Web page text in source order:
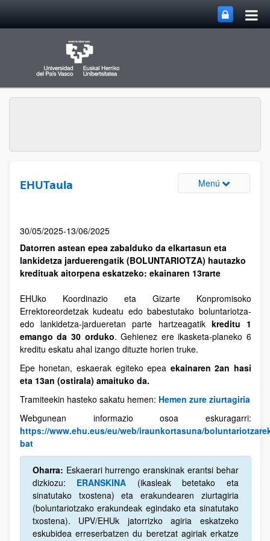
EHUTaula Menú
30/05/2025-13/06/2025
Datorren astean epea zabalduko da elkartasun eta
lankidetza jarduerengatik (BOLUNTARIOTZA) hautazko
kredituak aitorpena eskatzeko: ekainaren 13rarte
EHUko Koordinazio eta Gizarte Konpromisoko
Errektoreordetzak kudeatu edo babestutako boluntariotza-
edo lankidetza-jardueretan parte hartzeagatikkreditu 1
emango da 30 orduko. Gehienez ere ikasketa-planeko 6
kreditu eskatu ahal izango dituzte horien truke.
Epe honetan, eskaerak egiteko epea ekainaren 2an hasi
eta 13an (ostirala) amaituko da.
Tramiteekin hasteko sakatu hemen: Hemen zure ziurtagiria
Webgunean informazio osoa eskuragarri:
https://www.ehu.eus/eu/web/iraunkortasuna/
bat
Oharra: Eskaerari hurrengo eranskinak erantsi behar
dizkiozu: ERANSKINA (ikasleak betetako eta
sinatutako txostena) eta erakundearen ziurtagiria
(boluntariotzako erakundeak egindako eta sinatutako
txostena). UPV/EHUk jatorrizko agiria eskatzeko
eskubidea erreserbatzen du beretzat agiriak erkatze